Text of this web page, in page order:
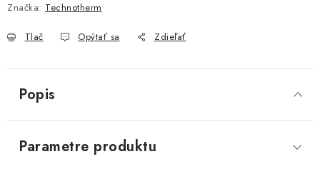
Značka: Technotherm
Tlač Opýtať sa Zdieľať
Popis
Parametre produktu